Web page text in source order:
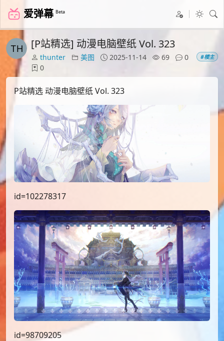
爱弹幕 Beta
[P站精选] 动漫电脑壁纸 Vol. 323
thunter 美图 2025-11-14 69
0
0
#楼主
P站精选 动漫电脑壁纸 Vol. 323
id=102278317
id=98709205